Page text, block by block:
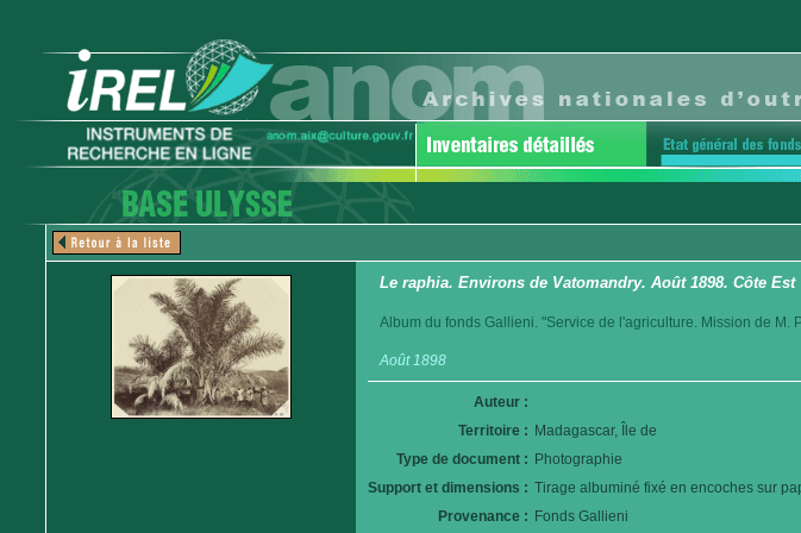
Le raphia. Environs de Vatomandry. Août 1898. Côte Est
Album du fonds Gallieni. "Service de l'agriculture. Mission de M.
Août 1898
Auteur :
Territoire : Madagascar, Île de
Type de document : Photographie
Support et dimensions : Tirage albuminé fixé en encoches sur
Provenance : Fonds Gallieni